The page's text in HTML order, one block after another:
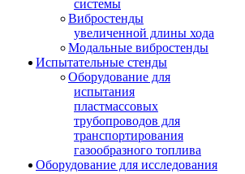
системы
Вибростенды
увеличенной длины хода
Модальные вибростенды
Испытательные стенды
Оборудование для
испытания
пластмассовых
трубопроводов для
транспортирования
газообразного топлива
Оборудование для исследования